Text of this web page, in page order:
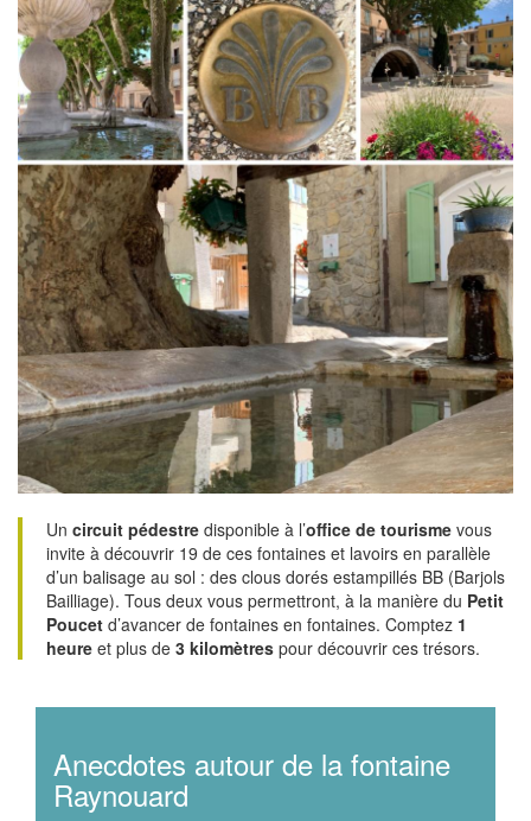
Un circuit pédestre disponible à l’office de tourisme vous
invite à découvrir 19 de ces fontaines et lavoirs en parallèle
d’un balisage au sol : des clous dorés estampillés BB (Barjols
Bailliage). Tous deux vous permettront, à la manière du Petit
Poucet d’avancer de fontaines en fontaines. Comptez 1
heure et plus de 3 kilomètres pour découvrir ces trésors.
Anecdotes autour de la fontaine
Raynouard